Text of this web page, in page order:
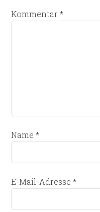
Kommentar*
Name*
E-Mail-Adresse*